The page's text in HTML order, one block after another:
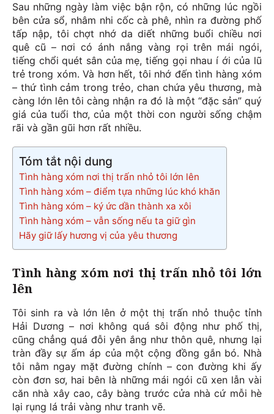
Sau những ngày làm việc bận rộn, có những lúc ngồi
bên cửa sổ, nhâm nhi cốc cà phê, nhìn ra đường phố
tấp nập, tôi chợt nhớ da diết những buổi chiều nơi
quê cũ – nơi có ánh nắng vàng rọi trên mái ngói,
tiếng chổi quét sân của mẹ, tiếng gọi nhau í ới của lũ
trẻ trong xóm. Và hơn hết, tôi nhớ đến tình hàng xóm
– thứ tình cảm trong trẻo, chan chứa yêu thương, mà
càng lớn lên tôi càng nhận ra đó là một “đặc sản” quý
giá của tuổi thơ, của một thời con người sống chậm
rãi và gần gũi hơn rất nhiều.
Tóm tắt nội dung
Tình hàng xóm nơi thị trấn nhỏ tôi lớn lên
Tình hàng xóm – điểm tựa những lúc khó khăn
Tình hàng xóm – ký ức dần thành xa xôi
Tình hàng xóm – vẫn sống nếu ta giữ gìn
Hãy giữ lấy hương vị của yêu thương
Tình hàng xóm nơi thị trấn nhỏ tôi lớn
lên
Tôi sinh ra và lớn lên ở một thị trấn nhỏ thuộc tỉnh
Hải Dương – nơi không quá sôi động như phố thị,
cũng chẳng quá đỗi yên ắng như thôn quê, nhưng lại
tràn đầy sự ấm áp của một cộng đồng gắn bó. Nhà
tôi nằm ngay mặt đường chính – con đường khi ấy
còn đơn sơ, hai bên là những mái ngói cũ xen lẫn vài
căn nhà xây cao, cây bàng trước cửa nhà cứ mỗi hè
lại rụng lá trải vàng như tranh vẽ.